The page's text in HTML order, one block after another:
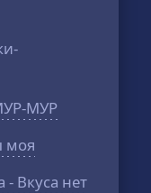
МУР
моя
- Вкуса нет